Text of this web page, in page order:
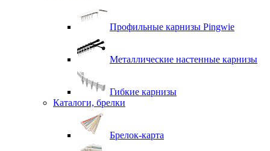
Профильные карнизы Pingwie
Металлические настенные карнизы
Гибкие карнизы
Каталоги, брелки
Брелок-карта